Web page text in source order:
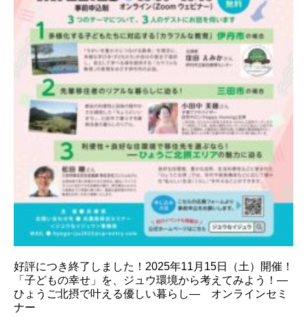
好評につき終了しました！2025年11月15日（土）開催！
「子どもの幸せ」を、ジュウ環境から考えてみよう！―
ひょうご北摂で叶える優しい暮らし― オンラインセミ
ナー